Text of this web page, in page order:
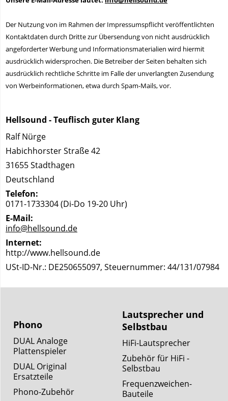
Der Nutzung von im Rahmen der Impressumspflicht veröffentlichten
Kontaktdaten durch Dritte zur Übersendung von nicht ausdrücklich
angeforderter Werbung und Informationsmaterialien wird hiermit
ausdrücklich widersprochen. Die Betreiber der Seiten behalten sich
ausdrücklich rechtliche Schritte im Falle der unverlangten Zusendung
von Werbeinformationen, etwa durch Spam-Mails, vor.
Hellsound - Teuflisch guter Klang
Ralf Nürge
Habichhorster Straße 42
31655 Stadthagen
Deutschland
Telefon:
0171-1733304 (Di-Do 19-20 Uhr)
E-Mail:
info@hellsound.de
Internet:
http://www.hellsound.de
USt-ID-Nr.: DE250655097, Steuernummer: 44/131/07984
Lautsprecher und
Selbstbau
HiFi-Lautsprecher
Zubehör für HiFi -
Selbstbau
Frequenzweichen-
Bauteile
Phono
DUAL Analoge
Plattenspieler
DUAL Original
Ersatzteile
Phono-Zubehör